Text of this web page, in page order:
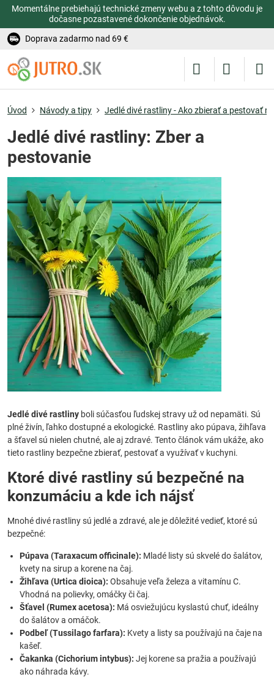
Momentálne prebiehajú technické zmeny webu a z tohto dôvodu je
dočasne pozastavené dokončenie objednávok.
Doprava zadarmo nad 69 €
Úvod Návody a tipy Jedlé divé rastliny - Ako zbierať a pestovať
Jedlé divé rastliny: Zber a
pestovanie
Jedlé divé rastliny boli súčasťou ľudskej stravy už od nepamäti. Sú
plné živín, ľahko dostupné a ekologické. Rastliny ako púpava, žihľava
a šťavel sú nielen chutné, ale aj zdravé. Tento článok vám ukáže, ako
tieto rastliny bezpečne zbierať, pestovať a využívať v kuchyni.
Ktoré divé rastliny sú bezpečné na
konzumáciu a kde ich nájsť
Mnohé divé rastliny sú jedlé a zdravé, ale je dôležité vedieť, ktoré sú
bezpečné:
Púpava (Taraxacum officinale): Mladé listy sú skvelé do šalátov,
kvety na sirup a korene na čaj.
Žihľava (Urtica dioica): Obsahuje veľa železa a vitamínu C.
Vhodná na polievky, omáčky či čaj.
Šťavel (Rumex acetosa): Má osviežujúcu kyslastú chuť, ideálny
do šalátov a omáčok.
Podbeľ (Tussilago farfara): Kvety a listy sa používajú na čaje na
kašeľ.
Čakanka (Cichorium intybus): Jej korene sa pražia a používajú
ako náhrada kávy.